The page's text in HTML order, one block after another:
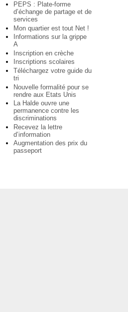
PEPS : Plate-forme
d’échange de partage et de
services
Mon quartier est tout Net !
Informations sur la grippe
A
Inscription en crèche
Inscriptions scolaires
Téléchargez votre guide du
tri
Nouvelle formalité pour se
rendre aux Etats Unis
La Halde ouvre une
permanence contre les
discriminations
Recevez la lettre
d’information
Augmentation des prix du
passeport